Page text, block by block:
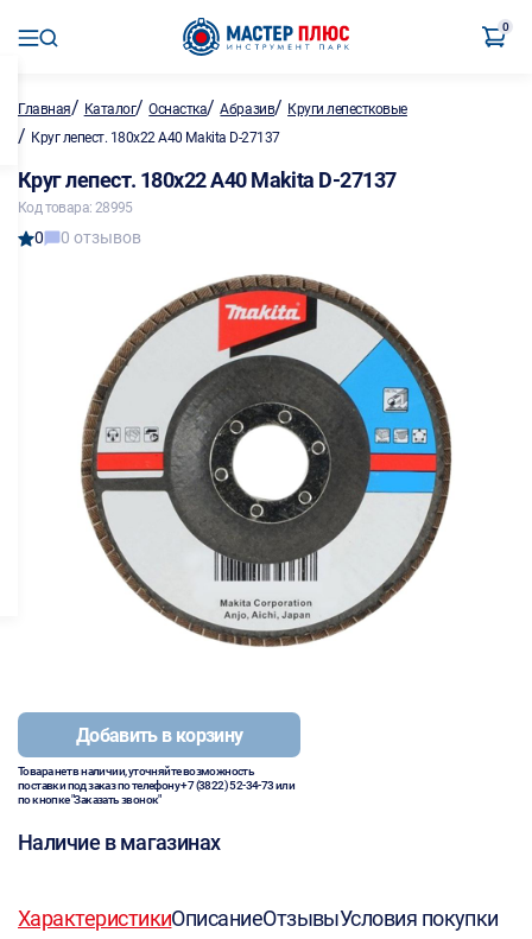
0
Главная/ Каталог/Оснастка/Абразив/ Круги лепестковые
/ Круг лепест. 180х22 A40 Makita D-27137
Круг лепест. 180х22 A40 Makita D-27137
Код товара: 28995
0 0 отзывов
Добавить в корзину
Товара нет в наличии, уточняйте возможность
поставки под заказ по телефону+7 (3822) 52-34-73или
по кнопке "Заказать звонок"
Наличие в магазинах
ХарактеристикиОписаниеОтзывыУсловия покупки